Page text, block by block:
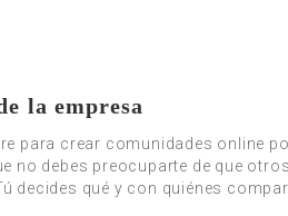
la empresa
para crear comunidades online
no debes preocuparte de que
decides qué y con quiénes